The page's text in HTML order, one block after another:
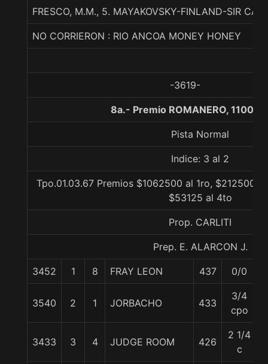
FRESCO, M.M., 5. MAYAKOVSKY-FINLAND-SIR CAT
NO CORRIERON : RIO ANCOA MONEY HONEY
-3619-
8a.- Premio ROMANERO, 1100
Pista Normal
Indice: 3 al 2
Tpo.01.03.67 Premios $1062500 al 1ro, $212500
$53125 al 4to
Prop. CARLITI
Prep. E. ALARCON J.
3452 1 8 FRAY LEON 437 0/0
3540 2 1 JORBACHO 433
3/4
cpo
3433 3 4 JUDGE ROOM 426
2 1/4
c